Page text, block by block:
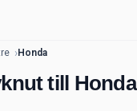
Honda
till Honda